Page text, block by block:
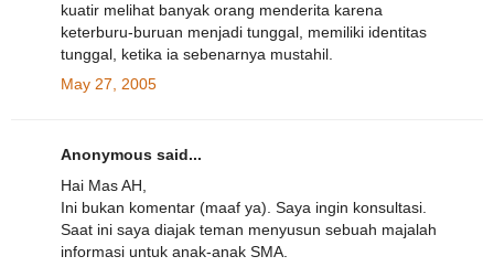
kuatir melihat banyak orang menderita karena
keterburu-buruan menjadi tunggal, memiliki identitas
tunggal, ketika ia sebenarnya mustahil.
May 27, 2005
Anonymous said...
Hai Mas AH,
Ini bukan komentar (maaf ya). Saya ingin konsultasi.
Saat ini saya diajak teman menyusun sebuah majalah
informasi untuk anak-anak SMA.